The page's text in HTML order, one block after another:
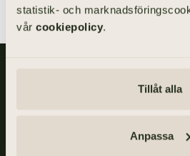
statistik- och
vår cookiepolicy.
Tillåt alla
Anpassa
På våra kontor fördelade över hela